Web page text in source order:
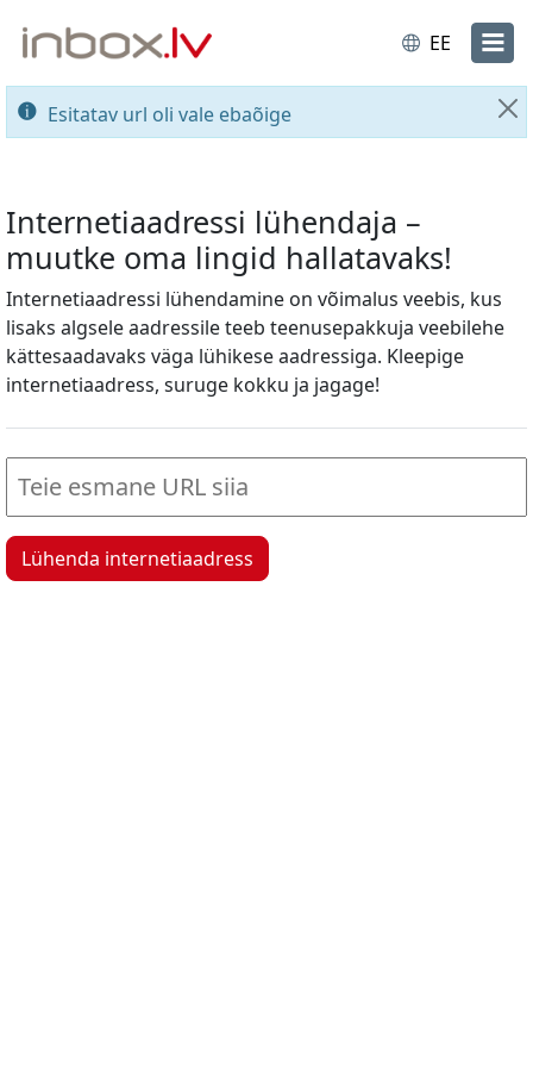
EE
Esitatav url oli vale ebaõige
Internetiaadressi lühendaja –
muutke oma lingid hallatavaks!
Internetiaadressi lühendamine on võimalus veebis, kus
lisaks algsele aadressile teeb teenusepakkuja veebilehe
kättesaadavaks väga lühikese aadressiga. Kleepige
internetiaadress, suruge kokku ja jagage!
Lühenda internetiaadress